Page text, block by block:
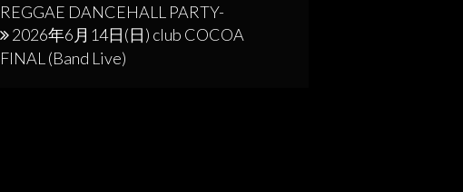
REGGAE DANCEHALL PARTY-
2026年6月14日(日) club COCOA
FINAL (Band Live)